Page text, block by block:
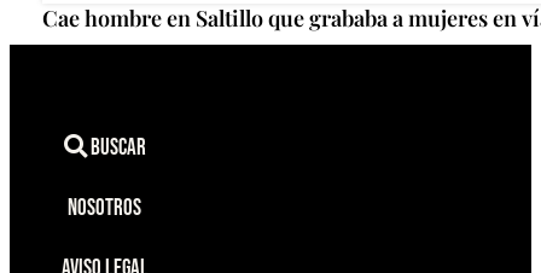
Cae hombre en Saltillo que grababa a mujeres en
Buscar
Nosotros